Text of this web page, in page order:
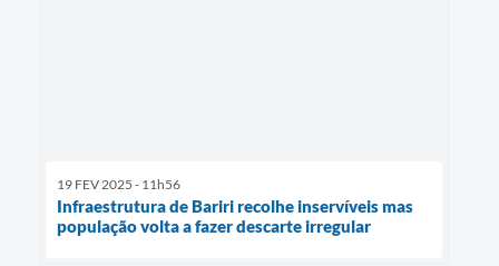
19 FEV 2025 - 11h56
Infraestrutura de Bariri recolhe inservíveis mas
população volta a fazer descarte irregular